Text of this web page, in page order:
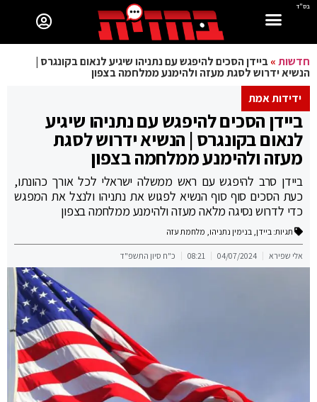
בס"ד
חדשות»ביידן הסכים להיפגש עם נתניהו שיגיע לנאום בקונגרס |
הנשיא ידרוש לסגת מעזה ולהימנע ממלחמה בצפון
ידידות אמת
ביידן הסכים להיפגש עם נתניהו שיגיע
לנאום בקונגרס | הנשיא ידרוש לסגת
מעזה ולהימנע ממלחמה בצפון
ביידן סרב להיפגש עם ראש ממשלה ישראלי לכל אורך כהונתו,
כעת הסכים סוף סוף הנשיא לפגוש את נתניהו ולנצל את המפגש
כדי לדרוש נסיגה מלאה מעזה ולהימנע ממלחמה בצפון
תגיות: ביידן, בנימין נתניהו, מלחמת עזה
אלי שפירא 04/07/2024
08:21 כ"ח סיון התשפ"ד